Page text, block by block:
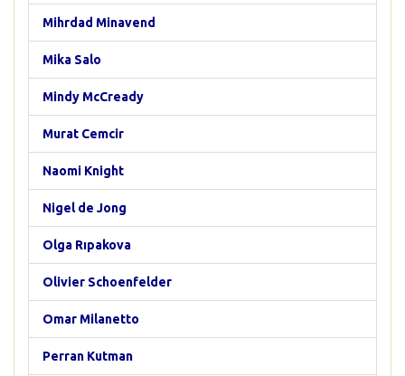
Mihrdad Minavend
Mika Salo
Mindy McCready
Murat Cemcir
Naomi Knight
Nigel de Jong
Olga Rıpakova
Olivier Schoenfelder
Omar Milanetto
Perran Kutman